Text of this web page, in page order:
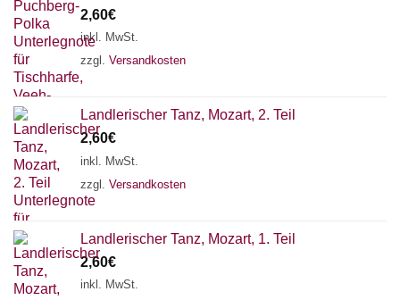
2,60€
inkl. MwSt.
zzgl. Versandkosten
Landlerischer Tanz, Mozart, 2. Teil
2,60€
inkl. MwSt.
zzgl. Versandkosten
Landlerischer Tanz, Mozart, 1. Teil
2,60€
inkl. MwSt.
Chat Support